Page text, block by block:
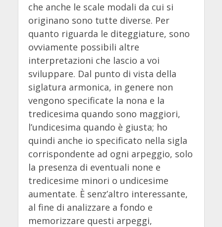
che anche le scale modali da cui si
originano sono tutte diverse. Per
quanto riguarda le diteggiature, sono
ovviamente possibili altre
interpretazioni che lascio a voi
sviluppare. Dal punto di vista della
siglatura armonica, in genere non
vengono specificate la nona e la
tredicesima quando sono maggiori,
l’undicesima quando è giusta; ho
quindi anche io specificato nella sigla
corrispondente ad ogni arpeggio, solo
la presenza di eventuali none e
tredicesime minori o undicesime
aumentate. È senz’altro interessante,
al fine di analizzare a fondo e
memorizzare questi arpeggi,